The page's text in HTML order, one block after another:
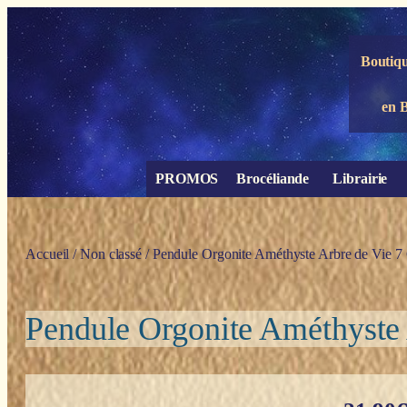
Panneau de gestion des cookies
en
PROMOS Brocéliande Librairie
Accueil /Non classé / Pendule Orgonite Améthyste Arbre de Vie 7
Pendule Orgonite